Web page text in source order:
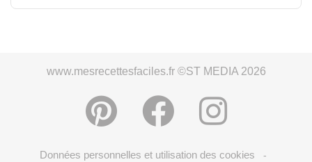
www.mesrecettesfaciles.fr ©ST MEDIA 2026
Données personnelles et utilisation des cookies -